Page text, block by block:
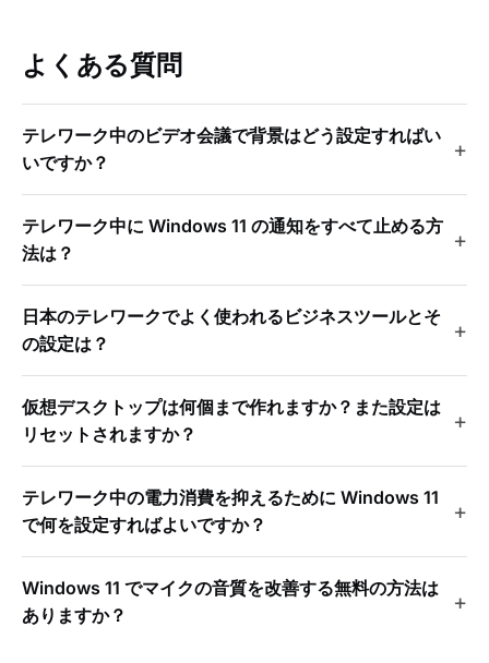
よくある質問
テレワーク中のビデオ会議で背景はどう設定すればい
いですか？
テレワーク中に Windows 11 の通知をすべて止める方
法は？
日本のテレワークでよく使われるビジネスツールとそ
の設定は？
仮想デスクトップは何個まで作れますか？また設定は
リセットされますか？
テレワーク中の電力消費を抑えるために Windows 11
で何を設定すればよいですか？
Windows 11 でマイクの音質を改善する無料の方法は
ありますか？